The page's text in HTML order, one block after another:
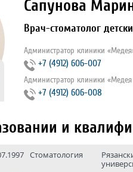
Сапунова
Врач-стоматолог
Администратор клиники
+7 (4912) 606-007
Администратор клиники
+7 (4912) 606-008
и
Стоматология